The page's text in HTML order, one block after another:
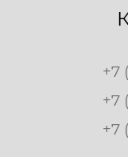
+7
+7
+7